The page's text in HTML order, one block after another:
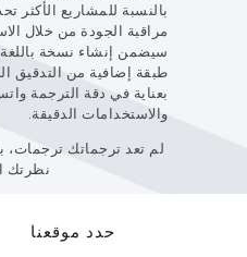
بالنسبة للمشاريع الأكثر
مراقبة الجودة من خلال
سيضمن إنشاء نسخة باللغة
طبقة إضافية من التدقيق
بعناية في دقة الترجمة
والاستخدامات الدقيقة.
لم تعد ترجماتك
نظرتك
حدد موقعنا